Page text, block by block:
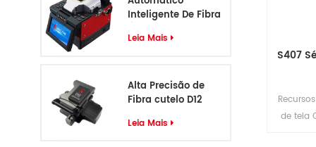
Inteligente De Fibra
S6
Leia Mais
Alta Precisão de
Fibra cutelo D12
Leia Mais
S407
de tela